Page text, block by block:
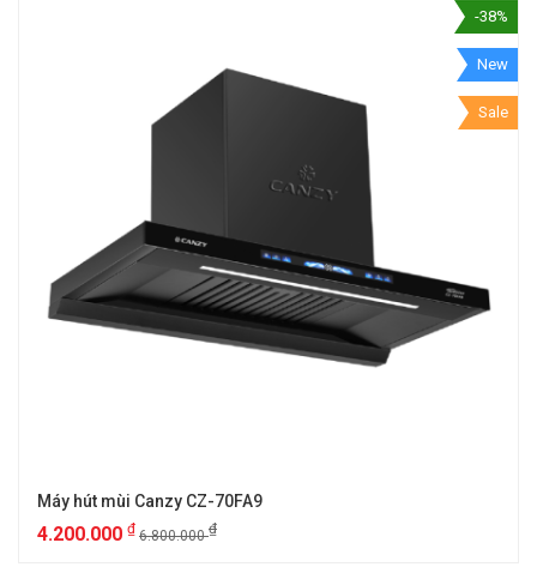
-38%
New
Sale
Máy hút mùi Canzy CZ-70FA9
4.200.000 ₫ 6.800.000₫